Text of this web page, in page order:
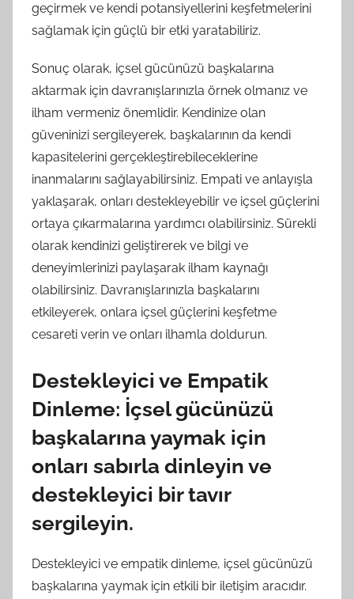
geçirmek ve kendi potansiyellerini keşfetmelerini
sağlamak için güçlü bir etki yaratabiliriz.
Sonuç olarak, içsel gücünüzü başkalarına
aktarmak için davranışlarınızla örnek olmanız ve
ilham vermeniz önemlidir. Kendinize olan
güveninizi sergileyerek, başkalarının da kendi
kapasitelerini gerçekleştirebileceklerine
inanmalarını sağlayabilirsiniz. Empati ve anlayışla
yaklaşarak, onları destekleyebilir ve içsel güçlerini
ortaya çıkarmalarına yardımcı olabilirsiniz. Sürekli
olarak kendinizi geliştirerek ve bilgi ve
deneyimlerinizi paylaşarak ilham kaynağı
olabilirsiniz. Davranışlarınızla başkalarını
etkileyerek, onlara içsel güçlerini keşfetme
cesareti verin ve onları ilhamla doldurun.
Destekleyici ve Empatik
Dinleme: İçsel gücünüzü
başkalarına yaymak için
onları sabırla dinleyin ve
destekleyici bir tavır
sergileyin.
Destekleyici ve empatik dinleme, içsel gücünüzü
başkalarına yaymak için etkili bir iletişim aracıdır.